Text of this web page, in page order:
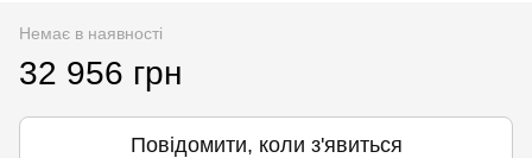
Немає в наявності
32 956 грн
Повідомити, коли з'явиться